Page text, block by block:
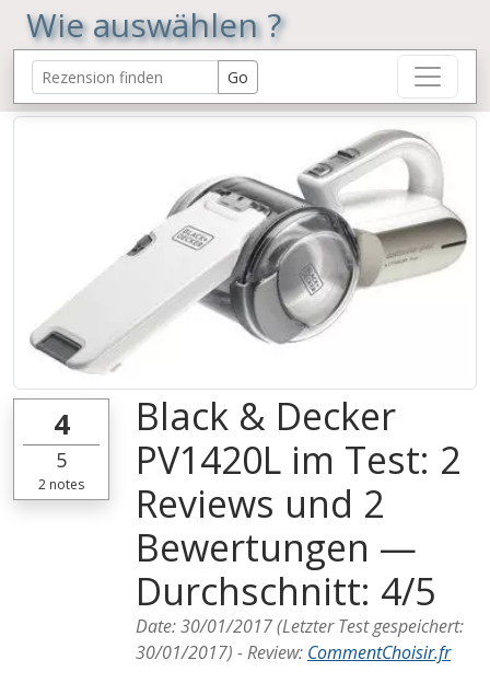
Wie auswählen ?
4
5
2 notes
Black & Decker
PV1420L im Test: 2
Reviews und 2
Bewertungen —
Durchschnitt: 4/5
Date:30/01/2017(Letzter Test gespeichert:
30/01/2017) -Review: CommentChoisir.fr